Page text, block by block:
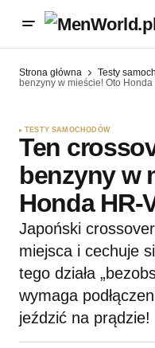
Strona główna Testy
benzyny w mieście! Oto Honda
TESTY SAMOCHODÓW
Ten
benzyny w
Honda HR-
Japoński
miejsca i cechuje
tego działa
wymaga
jeździć na prądzie!